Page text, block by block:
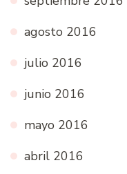
agosto 2016
julio 2016
junio 2016
mayo 2016
abril 2016